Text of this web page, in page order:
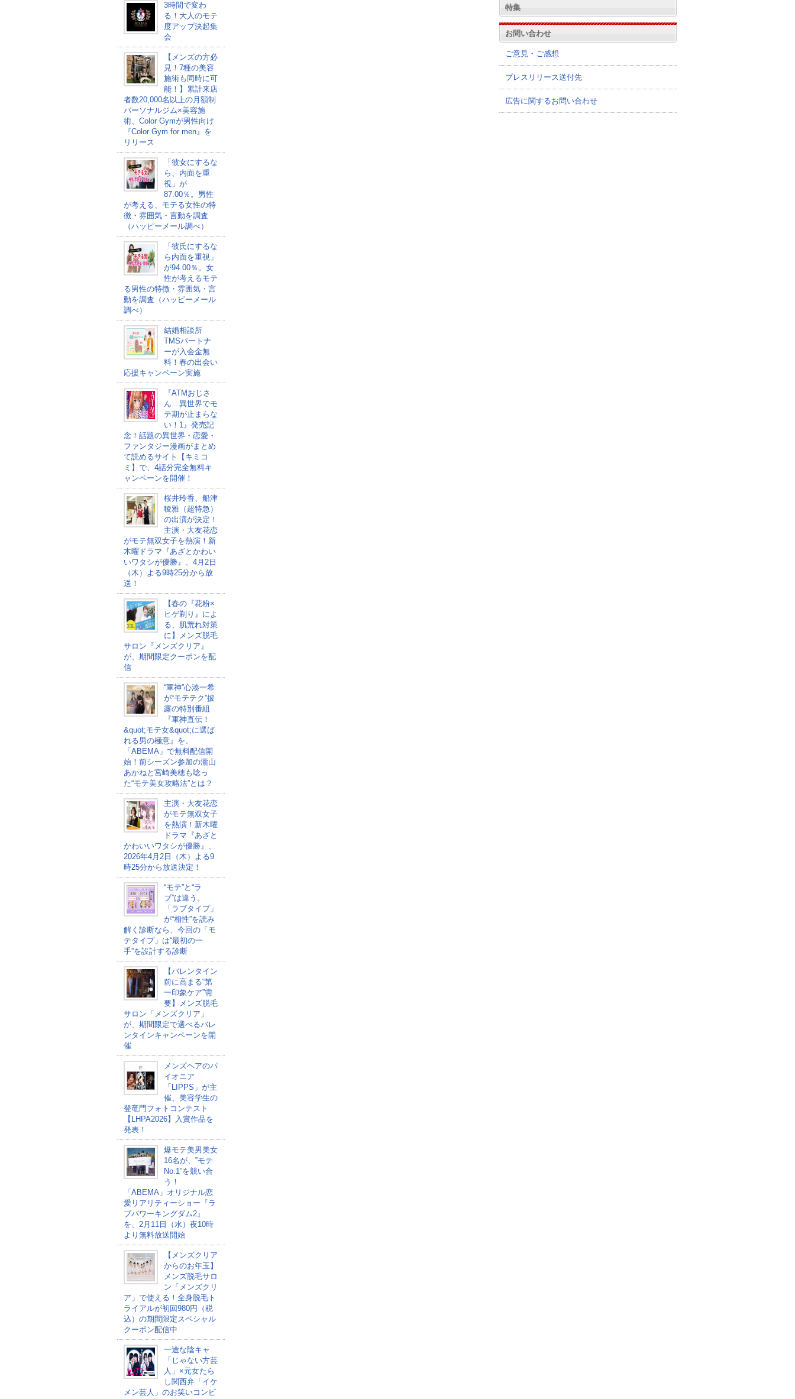
3時間で変わ
る！大人のモテ
度アップ決起集
会
【メンズの方必
見！7種の美容
施術も同時に可
能！】累計来店
者数20,000名以上の月額制
パーソナルジム×美容施
術、Color Gymが男性向け
『Color Gym for men』を
リリース
「彼女にするな
ら、内面を重
視」が
87.00％。男性
が考える、モテる女性の特
徴・雰囲気・言動を調査
（ハッピーメール調べ）
「彼氏にするな
ら内面を重視」
が94.00％。女
性が考えるモテ
る男性の特徴・雰囲気・言
動を調査（ハッピーメール
調べ）
結婚相談所
TMSパートナ
ーが入会金無
料！春の出会い
応援キャンペーン実施
『ATMおじさ
ん 異世界でモ
テ期が止まらな
い！1』発売記
念！話題の異世界・恋愛・
ファンタジー漫画がまとめ
て読めるサイト【キミコ
ミ】で、4話分完全無料キ
ャンペーンを開催！
桜井玲香、船津
稜雅（超特急）
の出演が決定！
主演・大友花恋
がモテ無双女子を熱演！新
木曜ドラマ『あざとかわい
いワタシが優勝』、4月2日
（木）よる9時25分から放
送！
【春の『花粉×
ヒゲ剃り』によ
る、肌荒れ対策
に】メンズ脱毛
サロン『メンズクリア』
が、期間限定クーポンを配
信
“軍神”心湊一希
が“モテテク”披
露の特別番組
『軍神直伝！
&quot;モテ女&quot;に選ば
れる男の極意』を、
「ABEMA」で無料配信開
始！前シーズン参加の瀧山
あかねと宮崎美穂も唸っ
た“モテ美女攻略法”とは？
主演・大友花恋
がモテ無双女子
を熱演！新木曜
ドラマ『あざと
かわいいワタシが優勝』、
2026年4月2日（木）よる9
時25分から放送決定！
“モテ”と“ラ
ブ”は違う。
「ラブタイプ」
が“相性”を読み
解く診断なら、今回の「モ
テタイプ」は“最初の一
手”を設計する診断
【バレンタイン
前に高まる“第
一印象ケア”需
要】メンズ脱毛
サロン「メンズクリア」
が、期間限定で選べるバレ
ンタインキャンペーンを開
催
メンズヘアのパ
イオニア
「LIPPS」が主
催、美容学生の
登竜門フォトコンテスト
【LHPA2026】入賞作品を
発表！
爆モテ美男美女
16名が、‟モテ
No.1”を競い合
う！
「ABEMA」オリジナル恋
愛リアリティーショー『ラ
ブパワーキングダム2』
を、2月11日（水）夜10時
より無料放送開始
【メンズクリア
からのお年玉】
メンズ脱毛サロ
ン「メンズクリ
ア」で使える！全身脱毛ト
ライアルが初回980円（税
込）の期間限定スペシャル
クーポン配信中
一途な陰キャ
「じゃない方芸
人」×元女たら
し関西弁「イケ
メン芸人」のお笑いコンビ
特集
お問い合わせ
ご意見・ご感想
プレスリリース送付先
広告に関するお問い合わせ